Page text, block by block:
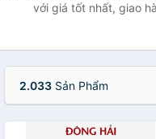
với giá tốt nhất, giao
2.033 Sản Phẩm